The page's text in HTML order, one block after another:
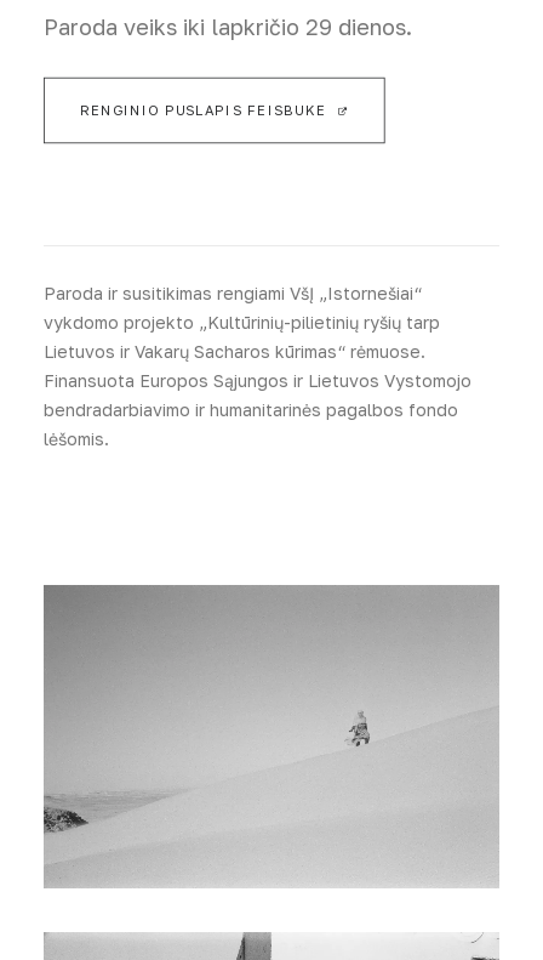
Paroda veiks iki lapkričio 29 dienos.
RENGINIO PUSLAPIS FEISBUKE
Paroda ir susitikimas rengiami VšĮ „Istornešiai“
vykdomo projekto „Kultūrinių-pilietinių ryšių tarp
Lietuvos ir Vakarų Sacharos kūrimas“ rėmuose.
Finansuota Europos Sąjungos ir Lietuvos Vystomojo
bendradarbiavimo ir humanitarinės pagalbos fondo
lėšomis.